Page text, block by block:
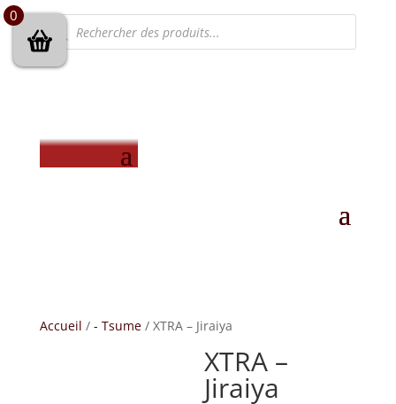
Recherche
de
produits
Accueil / - Tsume/ XTRA – Jiraiya
XTRA –
Jiraiya
0